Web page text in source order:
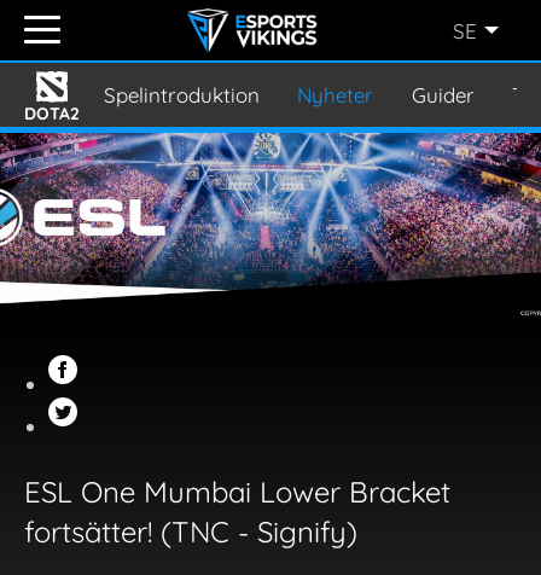
DOTA2
Spelintroduktion Nyheter Guider
SE
ENGLISH (EN)
SVENSKA (SE)
SUOMI (FI)
JAPANESE (JP)
ESL One Mumbai Lower Bracket
fortsätter! (TNC - Signify)